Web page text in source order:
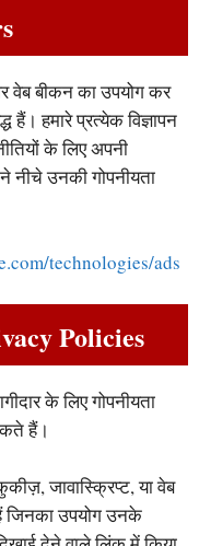
वेब बीकन का उपयोग कर
हैं। हमारे प्रत्येक विज्ञापन
के लिए अपनी
नीचे उनकी गोपनीयता
technologies/ads
Policies
के लिए गोपनीयता
हैं।
कुकीज़, जावास्क्रिप्ट, या वेब
जिनका उपयोग उनके